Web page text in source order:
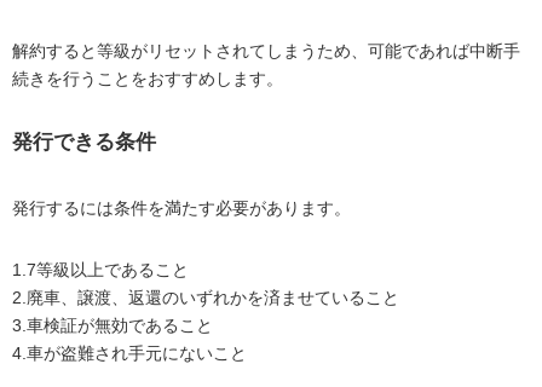
解約すると等級がリセットされてしまうため、可能であれば中断手
続きを行うことをおすすめします。
発行できる条件
発行するには条件を満たす必要があります。
1.7等級以上であること
2.廃車、譲渡、返還のいずれかを済ませていること
3.車検証が無効であること
4.車が盗難され手元にないこと